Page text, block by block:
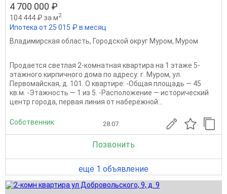
4 700 000 ₽
104 444 ₽ за м2
Ипотека от 25 015 ₽ в месяц
Владимирская область, Городской округ Муром, Муром
Продается светлая 2-комнатная квартира на 1 этаже 5-
этажного кирпичного дома по адресу: г. Муром, ул.
Первомайская, д. 101. О квартире: -Общая площадь — 45
кв.м. -Этажность — 1 из 5. -Расположение — исторический
центр города, первая линия от набережной...
Собственник 28.07
Позвонить
ещё 1 объявление